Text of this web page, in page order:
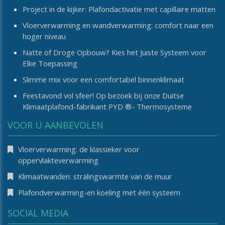
Project in de kijker: Plafondactivatie met capillaire matten
Vloerverwarming en wandverwarming: comfort naar een
hoger niveau
Natte of Droge Opbouw? Kies het Juiste Systeem voor
Elke Toepassing
Slimme mix voor een comfortabel binnenklimaat
Feestavond vol sfeer! Op bezoek bij onze Duitse
Klimaatplafond-fabrikant PYD ®- Thermosysteme
VOOR U AANBEVOLEN
Vloerverwarming: de klassieker voor
oppervlakteverwarming
Klimaatwanden: stralingswarmte van de muur
Plafondverwarming-en koeling met één systeem
SOCIAL MEDIA